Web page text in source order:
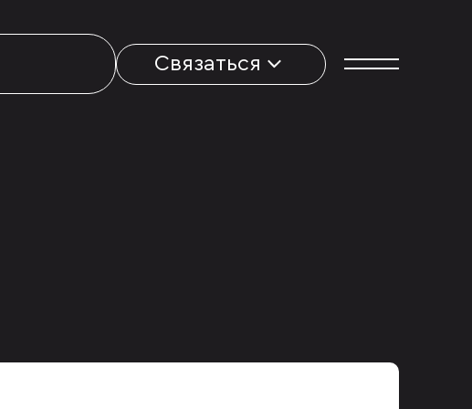
Связаться